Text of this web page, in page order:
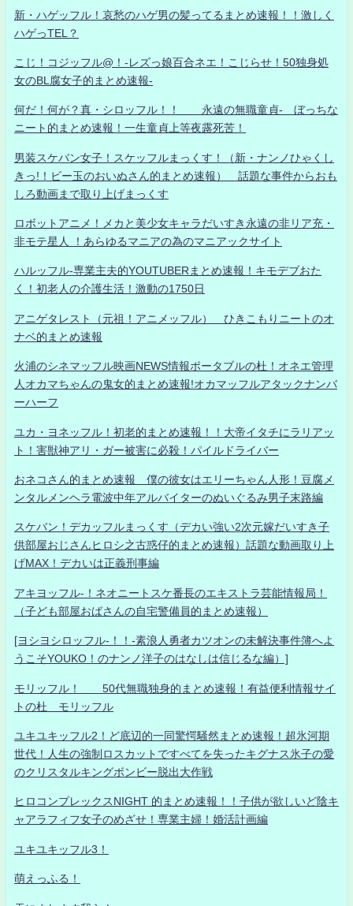
新・ハゲッフル！哀愁のハゲ男の髪ってるまとめ速報！！激しく
ハゲっTEL？
こじ！コジッフル@！-レズっ娘百合ネエ！こじらせ！50独身処
女のBL腐女子的まとめ速報-
何だ！何が？真・シロッフル！！ 永遠の無職童貞- ぼっちな
ニート的まとめ速報！一生童貞上等夜露死苦！
男装スケバン女子！スケッフルまっくす！（新・ナンノひゃくし
きっ!！ビー玉のおいぬさん的まとめ速報） 話題な事件からおも
しろ動画まで取り上げまっくす
ロボットアニメ！メカと美少女キャラだいすき永遠の非リア充・
非モテ星人 ！あらゆるマニアの為のマニアックサイト
ハルッフル-専業主夫的YOUTUBERまとめ速報！キモデブおた
く！初老人の介護生活！激動の1750日
アニゲタレスト（元祖！アニメッフル） ひきこもりニートのオ
ナベ的まとめ速報
火浦のシネマッフル映画NEWS情報ポータブルの杜！オネエ管理
人オカマちゃんの鬼女的まとめ速報!オカマッフルアタックナンバ
ーハーフ
ユカ・ヨネッフル！初老的まとめ速報！！大帝イタチにラリアッ
ト！害獣神アリ・ガー被害に必殺！パイルドライバー
おネコさん的まとめ速報 僕の彼女はエリーちゃん人形！豆腐メ
ンタルメンヘラ電波中年アルバイターのぬいぐるみ男子末路編
スケバン！デカッフルまっくす（デカい強い2次元嫁だいすき子
供部屋おじさんヒロシ之古惑仔的まとめ速報）話題な動画取り上
げMAX！デカいは正義刑事編
アキヨッフル-！ネオニートスケ番長のエキストラ芸能情報局！
（子ども部屋おばさんの自宅警備員的まとめ速報）
[ヨシヨシロッフル-！！-素浪人勇者カツオンの未解決事件簿へよ
うこそYOUKO！のナンノ洋子のはなしは信じるな編）]
モリッフル！ 50代無職独身的まとめ速報！有益便利情報サイ
トの杜 モリッフル
ユキユキッフル2！ど底辺的一同驚愕騒然まとめ速報！超氷河期
世代！人生の強制ロスカットですべてを失ったキグナス氷子の愛
のクリスタルキングボンビー脱出大作戦
ヒロコンプレックスNIGHT 的まとめ速報！！子供が欲しいど陰キ
ャアラフィフ女子のめざせ！専業主婦！婚活計画編
ユキユキッフル3！
萌えっふる！